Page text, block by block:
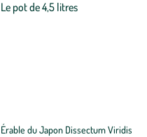
Érable du Japon Dissectum Viridis